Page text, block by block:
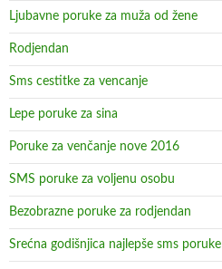
Ljubavne poruke za muža od žene
Rodjendan
Sms cestitke za vencanje
Lepe poruke za sina
Poruke za venčanje nove 2016
SMS poruke za voljenu osobu
Bezobrazne poruke za rodjendan
Srećna godišnjica najlepše sms poruke